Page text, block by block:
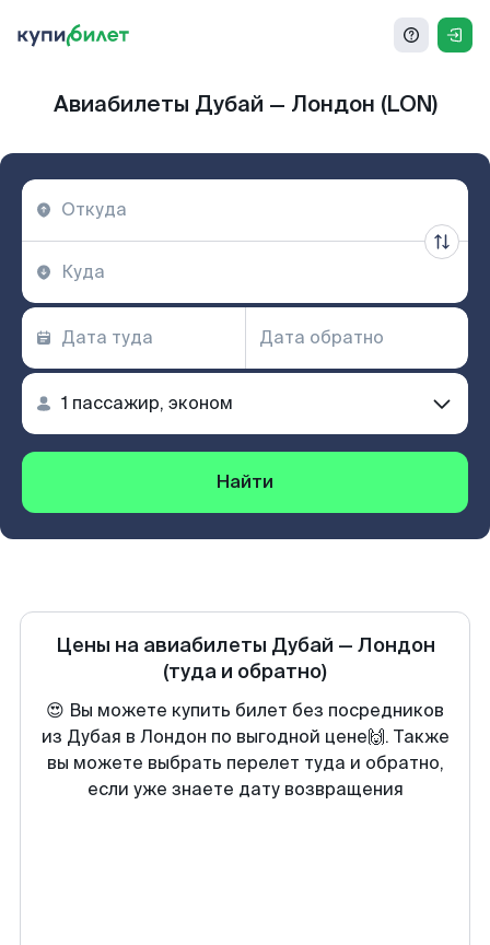
Авиабилеты Дубай — Лондон (LON)
Найти
Цены на авиабилеты Дубай — Лондон
(туда и обратно)
😍 Вы можете купить билет без посредников
из Дубая в Лондон по выгодной цене🙌. Также
вы можете выбрать перелет туда и обратно,
если уже знаете дату возвращения